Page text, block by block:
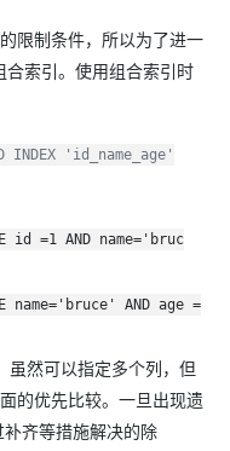
限制条件，所以为了进一
索引。使用组合索引时
INDEX 'id_name_age'
id =1 AND name='bruc
name='bruce' AND age =
虽然可以指定多个列，但
的优先比较。一旦出现遗
齐等措施解决的除